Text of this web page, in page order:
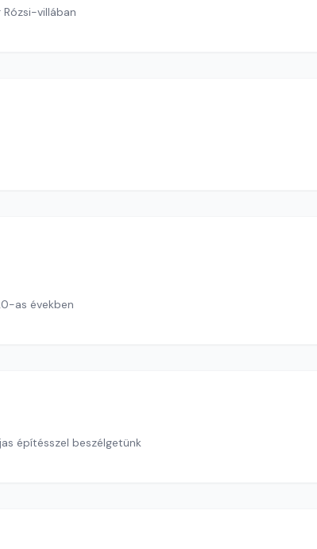
villában
as években
építésszel beszélgetünk